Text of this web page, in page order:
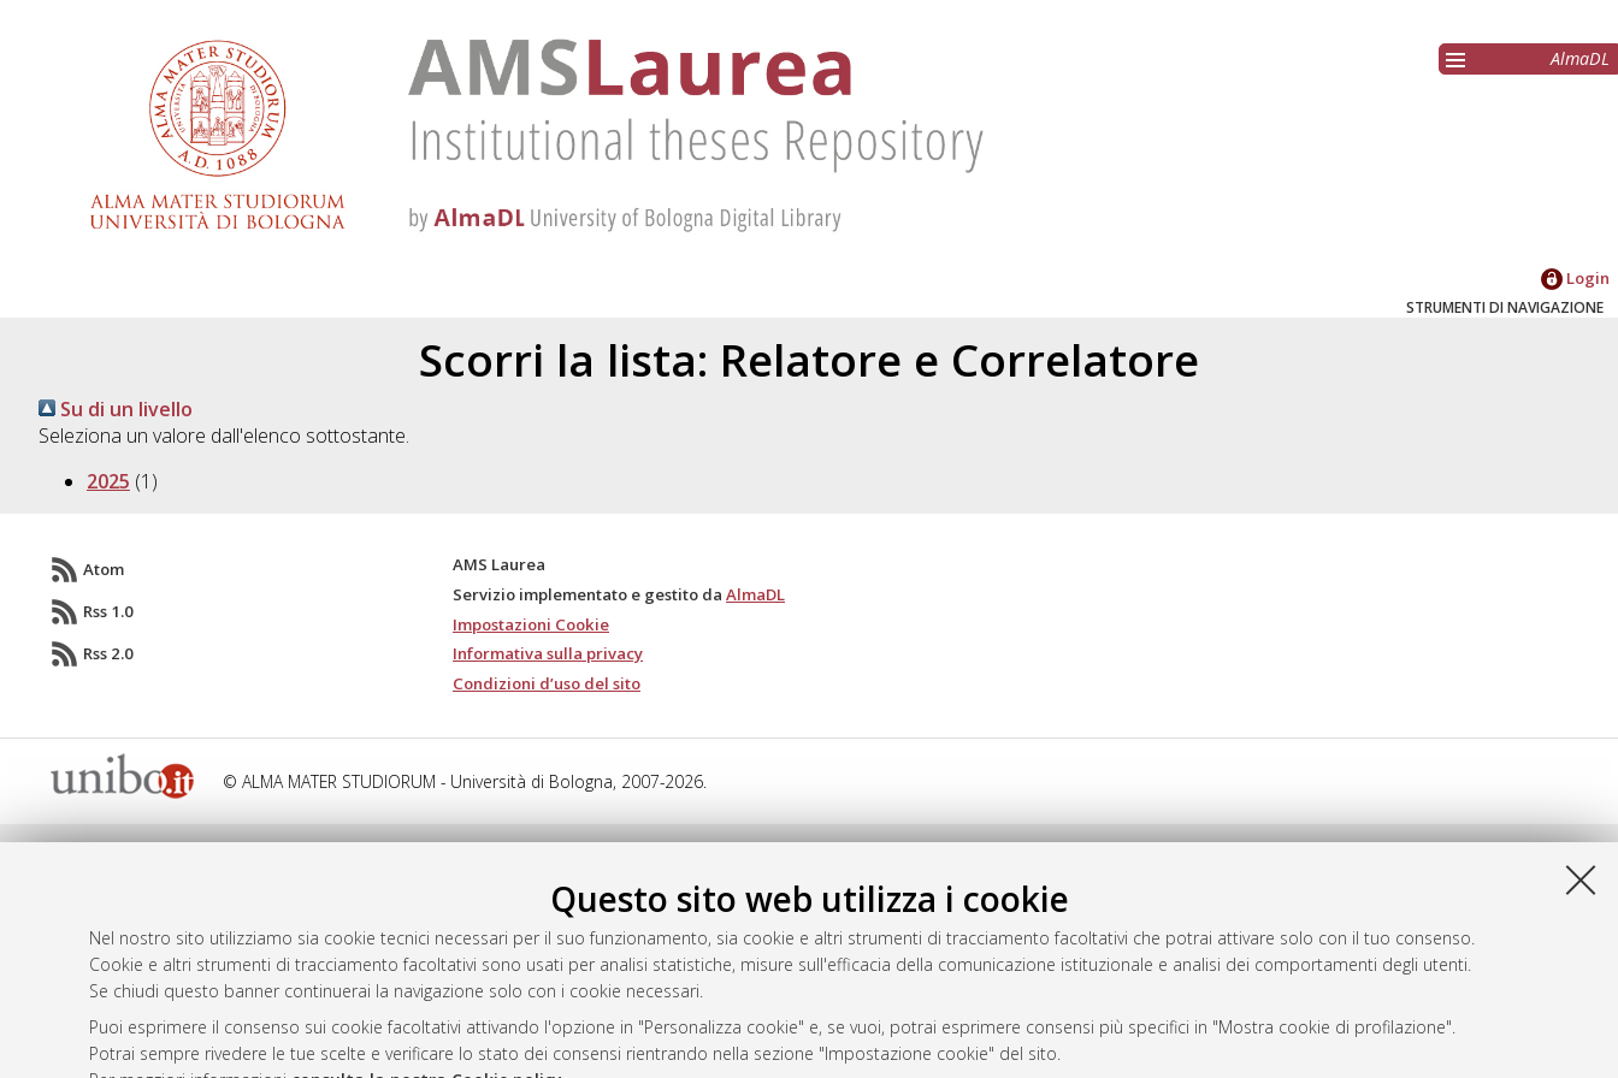
Questo sito web utilizza i cookie
Nel nostro sito utilizziamo sia cookie tecnici necessari per il suo funzionamento, sia cookie e altri strumenti di tracciamento facoltativi che potrai attivare solo con il tuo consenso.
Cookie e altri strumenti di tracciamento facoltativi sono usati per analisi statistiche, misure sull'efficacia della comunicazione istituzionale e analisi dei comportamenti degli utenti.
Se chiudi questo banner continuerai la navigazione solo con i cookie necessari.
Puoi esprimere il consenso sui cookie facoltativi attivando l'opzione in "Personalizza cookie" e, se vuoi, potrai esprimere consensi più specifici in "Mostra cookie di profilazione".
Potrai sempre rivedere le tue scelte e verificare lo stato dei consensi rientrando nella sezione "Impostazione cookie" del sito.
AlmaDL
Login
STRUMENTI DI NAVIGAZIONE
Scorri la lista: Relatore e Correlatore
Su di un livello
Seleziona un valore dall'elenco sottostante.
2025 (1)
Atom
Rss 1.0
Rss 2.0
AMS Laurea
Servizio implementato e gestito da AlmaDL
Impostazioni Cookie
Informativa sulla privacy
Condizioni d’uso del sito
© ALMA MATER STUDIORUM - Università di Bologna, 2007-2026.